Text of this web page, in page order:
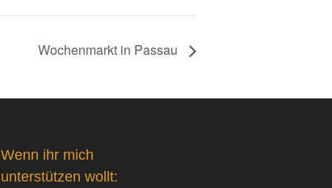
Wochenmarkt in Passau
Wenn ihr mich
unterstützen wollt: